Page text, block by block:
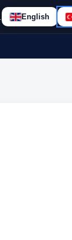
English